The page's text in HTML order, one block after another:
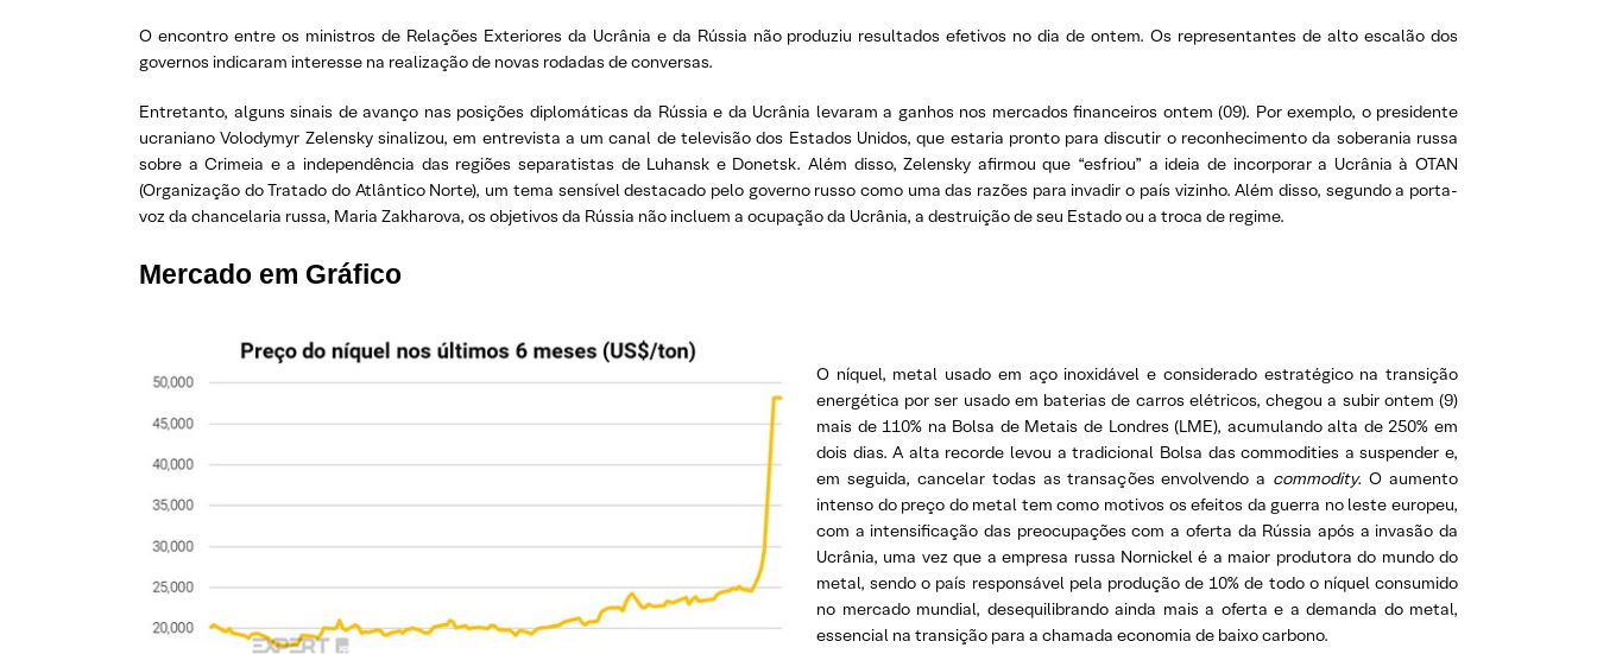
O encontro entre os ministros de Relações Exteriores da Ucrânia e da Rússia não produziu resultados efetivos no dia de ontem. Os representantes de alto escalão dos
governos indicaram interesse na realização de novas rodadas de conversas.
Entretanto, alguns sinais de avanço nas posições diplomáticas da Rússia e da Ucrânia levaram a ganhos nos mercados financeiros ontem (09). Por exemplo, o presidente
ucraniano Volodymyr Zelensky sinalizou, em entrevista a um canal de televisão dos Estados Unidos, que estaria pronto para discutir o reconhecimento da soberania russa
sobre a Crimeia e a independência das regiões separatistas de Luhansk e Donetsk. Além disso, Zelensky afirmou que “esfriou” a ideia de incorporar a Ucrânia à OTAN
(Organização do Tratado do Atlântico Norte), um tema sensível destacado pelo governo russo como uma das razões para invadir o país vizinho. Além disso, segundo a porta-
voz da chancelaria russa, Maria Zakharova, os objetivos da Rússia não incluem a ocupação da Ucrânia, a destruição de seu Estado ou a troca de regime.
Mercado em Gráfico
O níquel, metal usado em aço inoxidável e considerado estratégico na transição
energética por ser usado em baterias de carros elétricos, chegou a subir ontem (9)
mais de 110% na Bolsa de Metais de Londres (LME), acumulando alta de 250% em
dois dias. A alta recorde levou a tradicional Bolsa das commodities a suspender e,
em seguida, cancelar todas as transações envolvendo a commodity. O aumento
intenso do preço do metal tem como motivos os efeitos da guerra no leste europeu,
com a intensificação das preocupações com a oferta da Rússia após a invasão da
Ucrânia, uma vez que a empresa russa Nornickel é a maior produtora do mundo do
metal, sendo o país responsável pela produção de 10% de todo o níquel consumido
no mercado mundial, desequilibrando ainda mais a oferta e a demanda do metal,
essencial na transição para a chamada economia de baixo carbono.